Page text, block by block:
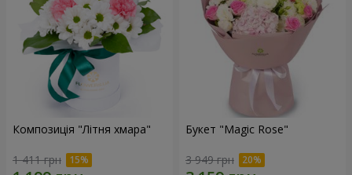
Композиція "Літня хмара"
1 411 грн
Букет "Magic Rose"
3 949 грн